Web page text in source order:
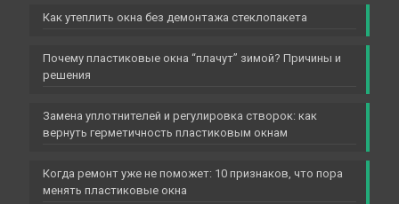
Как утеплить окна без демонтажа стеклопакета
Почему пластиковые окна “плачут” зимой? Причины и
решения
Замена уплотнителей и регулировка створок: как
вернуть герметичность пластиковым окнам
Когда ремонт уже не поможет: 10 признаков, что пора
менять пластиковые окна